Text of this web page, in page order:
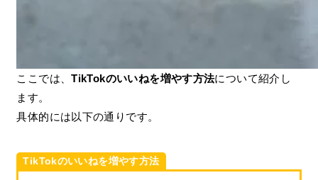
ここでは、TikTokのいいねを増やす方法について紹介し
ます。
具体的には以下の通りです。
TikTokのいいねを増やす方法